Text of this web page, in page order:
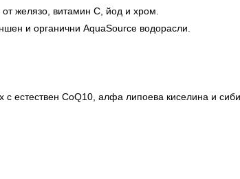
желязо, витамин С, йод и хром.
и органични AquaSource водорасли.
естествен CoQ10, алфа липоева киселина и